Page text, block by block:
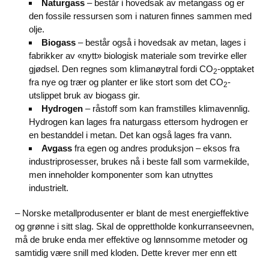
Naturgass– består i hovedsak av metangass og er
den fossile ressursen som i naturen finnes sammen med
olje.
Biogass– består også i hovedsak av metan, lages i
fabrikker av «nytt» biologisk materiale som trevirke eller
gjødsel. Den regnes som klimanøytral fordi CO2-opptaket
fra nye og trær og planter er like stort som det CO2-
utslippet bruk av biogass gir.
Hydrogen– råstoff som kan framstilles klimavennlig.
Hydrogen kan lages fra naturgass ettersom hydrogen er
en bestanddel i metan. Det kan også lages fra vann.
Avgassfra egen og andres produksjon – eksos fra
industriprosesser, brukes nå i beste fall som varmekilde,
men inneholder komponenter som kan utnyttes
industrielt.
– Norske metallprodusenter er blant de mest energieffektive
og grønne i sitt slag. Skal de opprettholde konkurranseevnen,
må de bruke enda mer effektive og lønnsomme metoder og
samtidig være snill med kloden. Dette krever mer enn ett